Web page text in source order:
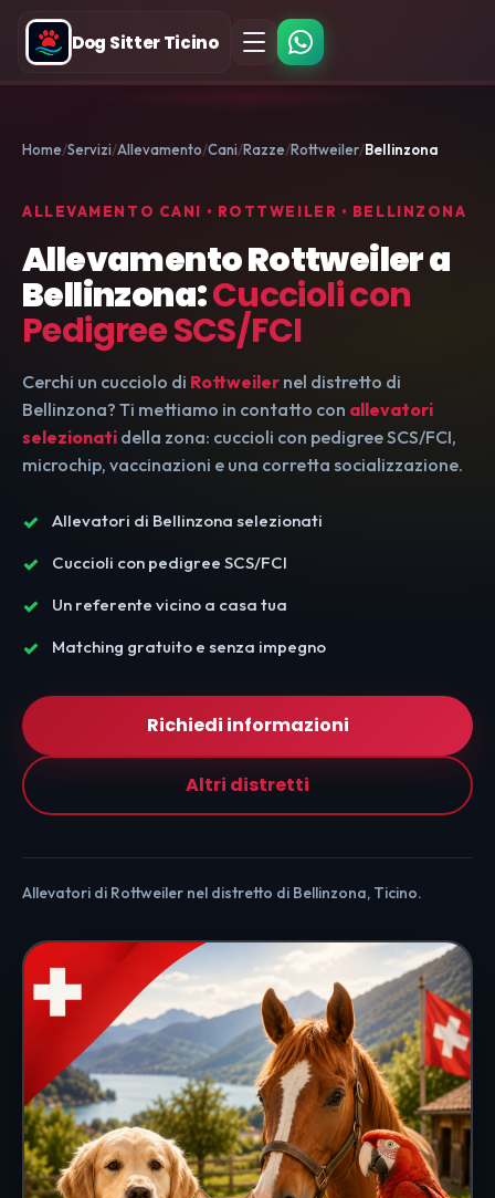
Dog Sitter Ticino
Home Servizi Allevamento Cani Razze Rottweiler Bellinzona
ALLEVAMENTO CANI • ROTTWEILER • BELLINZONA
Allevamento Rottweiler a
Bellinzona:Cuccioli con
Pedigree SCS/FCI
Cerchi un cucciolo di Rottweiler nel distretto di
Bellinzona? Ti mettiamo in contatto con allevatori
selezionati della zona: cuccioli con pedigree SCS/FCI,
microchip, vaccinazioni e una corretta socializzazione.
Allevatori di Bellinzona selezionati
Cuccioli con pedigree SCS/FCI
Un referente vicino a casa tua
Matching gratuito e senza impegno
Richiedi informazioni
Altri distretti
Allevatori di Rottweiler nel distretto di Bellinzona, Ticino.